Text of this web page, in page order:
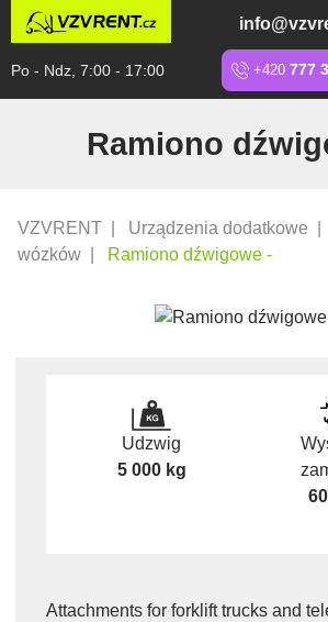
Po - Ndz, 7:00 - 17:00 +420 777
Ramiono
VZVRENT Urządzenia dodatkowe
wózków
Ramiono dźwigowe -
Udzwig
5 000 kg
Attachments for forklift trucks and